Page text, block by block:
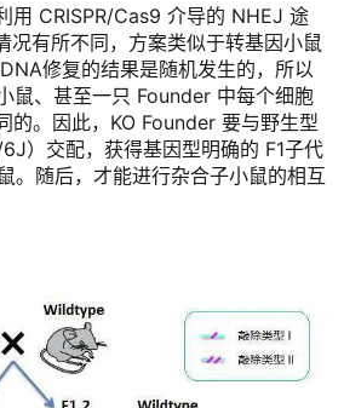
用 CRISPR/Cas9 介导的 NHEJ 途
况有所不同，方案类似于转基因小鼠
修复的结果是随机发生的，所以
鼠、甚至一只 Founder 中每个细胞
的。因此，KO Founder 要与野生型
）交配，获得基因型明确的 F1子代
。随后，才能进行杂合子小鼠的相互